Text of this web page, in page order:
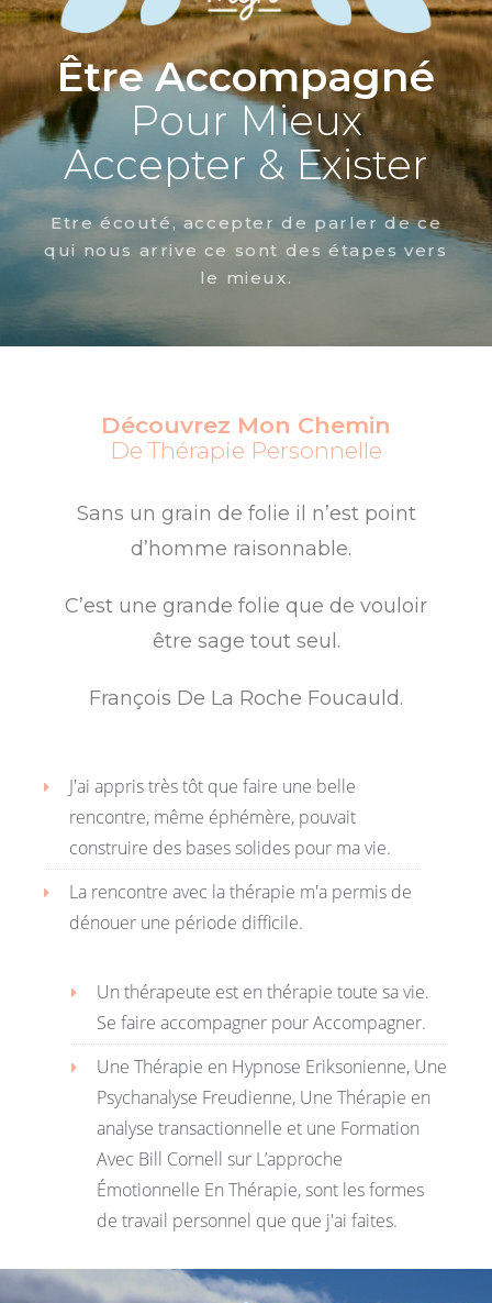
Être Accompagné
Pour Mieux
Accepter & Exister
Etre écouté, accepter de parler de ce
qui nous arrive ce sont des étapes vers
le mieux.
Découvrez Mon Chemin
De Thérapie Personnelle
Sans un grain de folie il n’est point
d’homme raisonnable.
C’est une grande folie que de vouloir
être sage tout seul.
François De La Roche Foucauld.
J'ai appris très tôt que faire une belle
rencontre, même éphémère, pouvait
construire des bases solides pour ma vie.
La rencontre avec la thérapie m'a permis de
dénouer une période difficile.
Un thérapeute est en thérapie toute sa vie.
Se faire accompagner pour Accompagner.
Une Thérapie en Hypnose Eriksonienne, Une
Psychanalyse Freudienne, Une Thérapie en
analyse transactionnelle et une Formation
Avec Bill Cornell sur L’approche
Émotionnelle En Thérapie, sont les formes
de travail personnel que que j'ai faites.